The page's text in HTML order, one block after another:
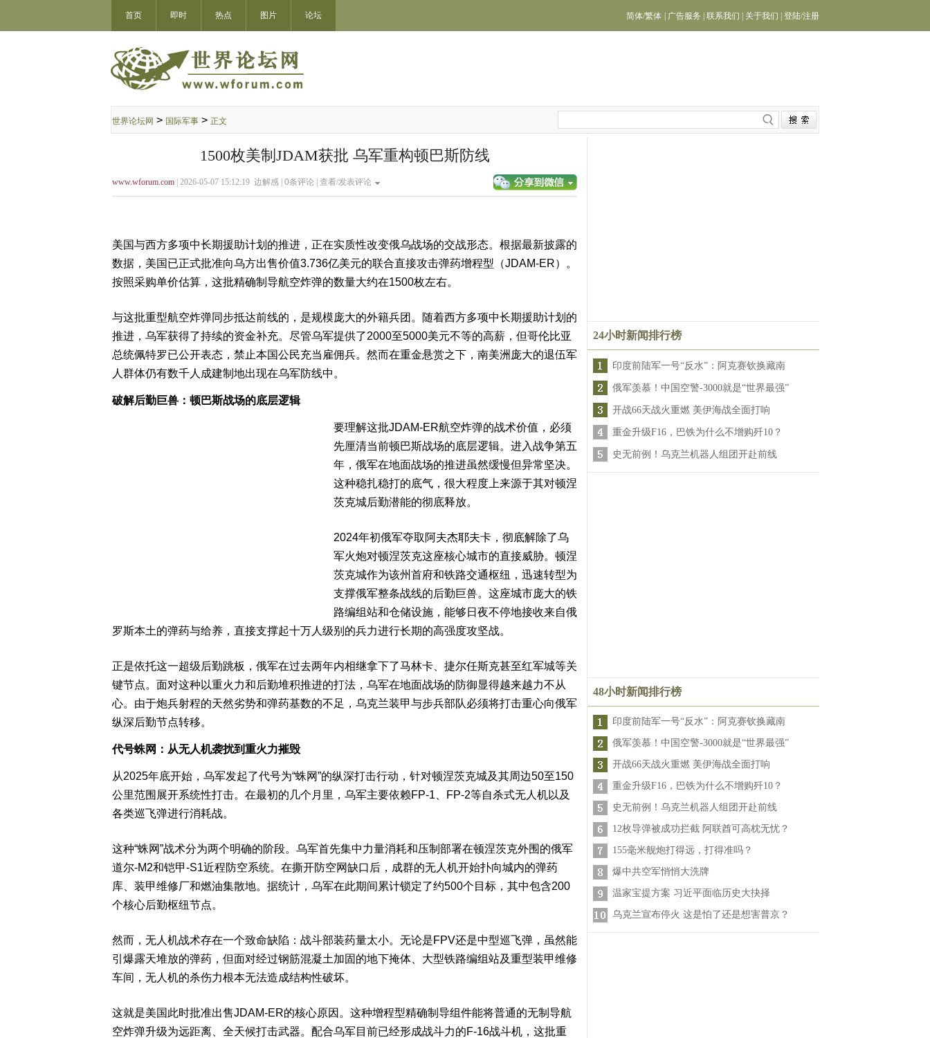
首页 即时 热点 图片 论坛 简体/繁体 广告服务 联系我们 关于我们 登陆/注册
世界论坛网 > 国际军事 > 正文
1500枚美制JDAM获批 乌军重构顿巴斯防线
www.wforum.com | 2026-05-07 15:12:19 边解感 | 0条评论 | 查看/发表评论
美国与西方多项中长期援助计划的推进，正在实质性改变俄乌战场的交战形态。根据最新披露的
数据，美国已正式批准向乌方出售价值3.736亿美元的联合直接攻击弹药增程型（JDAM-ER）。
按照采购单价估算，这批精确制导航空炸弹的数量大约在1500枚左右。
与这批重型航空炸弹同步抵达前线的，是规模庞大的外籍兵团。随着西方多项中长期援助计划的
推进，乌军获得了持续的资金补充。尽管乌军提供了2000至5000美元不等的高薪，但哥伦比亚
总统佩特罗已公开表态，禁止本国公民充当雇佣兵。然而在重金悬赏之下，南美洲庞大的退伍军
人群体仍有数千人成建制地出现在乌军防线中。
破解后勤巨兽：顿巴斯战场的底层逻辑
要理解这批JDAM-ER航空炸弹的战术价值，必须
先厘清当前顿巴斯战场的底层逻辑。进入战争第五
年，俄军在地面战场的推进虽然缓慢但异常坚决。
这种稳扎稳打的底气，很大程度上来源于其对顿涅
茨克城后勤潜能的彻底释放。
2024年初俄军夺取阿夫杰耶夫卡，彻底解除了乌
军火炮对顿涅茨克这座核心城市的直接威胁。顿涅
茨克城作为该州首府和铁路交通枢纽，迅速转型为
支撑俄军整条战线的后勤巨兽。这座城市庞大的铁
路编组站和仓储设施，能够日夜不停地接收来自俄
罗斯本土的弹药与给养，直接支撑起十万人级别的兵力进行长期的高强度攻坚战。
正是依托这一超级后勤跳板，俄军在过去两年内相继拿下了马林卡、捷尔任斯克甚至红军城等关
键节点。面对这种以重火力和后勤堆积推进的打法，乌军在地面战场的防御显得越来越力不从
心。由于炮兵射程的天然劣势和弹药基数的不足，乌克兰装甲与步兵部队必须将打击重心向俄军
纵深后勤节点转移。
代号蛛网：从无人机袭扰到重火力摧毁
从2025年底开始，乌军发起了代号为“蛛网”的纵深打击行动，针对顿涅茨克城及其周边50至150
公里范围展开系统性打击。在最初的几个月里，乌军主要依赖FP-1、FP-2等自杀式无人机以及
各类巡飞弹进行消耗战。
这种“蛛网”战术分为两个明确的阶段。乌军首先集中力量消耗和压制部署在顿涅茨克外围的俄军
道尔-M2和铠甲-S1近程防空系统。在撕开防空网缺口后，成群的无人机开始扑向城内的弹药
库、装甲维修厂和燃油集散地。据统计，乌军在此期间累计锁定了约500个目标，其中包含200
个核心后勤枢纽节点。
然而，无人机战术存在一个致命缺陷：战斗部装药量太小。无论是FPV还是中型巡飞弹，虽然能
引爆露天堆放的弹药，但面对经过钢筋混凝土加固的地下掩体、大型铁路编组站及重型装甲维修
车间，无人机的杀伤力根本无法造成结构性破坏。
这就是美国此时批准出售JDAM-ER的核心原因。这种增程型精确制导组件能将普通的无制导航
空炸弹升级为远距离、全天候打击武器。配合乌军目前已经形成战斗力的F-16战斗机，这批重
24小时新闻排行榜
印度前陆军一号“反水”：阿克赛钦换藏南
俄军羡慕！中国空警-3000就是“世界最强”
开战66天战火重燃 美伊海战全面打响
重金升级F16，巴铁为什么不增购歼10？
史无前例！乌克兰机器人组团开赴前线
48小时新闻排行榜
印度前陆军一号“反水”：阿克赛钦换藏南
俄军羡慕！中国空警-3000就是“世界最强”
开战66天战火重燃 美伊海战全面打响
重金升级F16，巴铁为什么不增购歼10？
史无前例！乌克兰机器人组团开赴前线
12枚导弹被成功拦截 阿联酋可高枕无忧？
155毫米舰炮打得远，打得准吗？
爆中共空军悄悄大洗牌
温家宝提方案 习近平面临历史大抉择
乌克兰宣布停火 这是怕了还是想害普京？